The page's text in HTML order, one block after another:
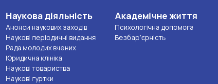
Наукова діяльність
Анонси наукових заходів
Наукові періодичні видання
Рада молодих вчених
Юридична клініка
Наукові товариства
Наукові гуртки
Академічне життя
Психологічна допомога
Безбар’єрність